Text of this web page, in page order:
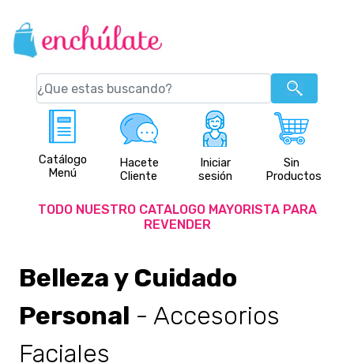
Catálogo
Menú
Hacete
Cliente
Iniciar
sesión
Sin
Productos
TODO NUESTRO CATALOGO MAYORISTA PARA
REVENDER
Belleza y Cuidado
Personal - Accesorios
Faciales